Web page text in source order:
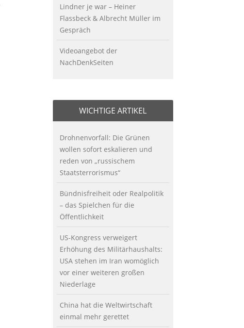
Lindner je war – Heiner
Flassbeck & Albrecht Müller im
Gespräch
Videoangebot der
NachDenkSeiten
WICHTIGE ARTIKEL
Drohnenvorfall: Die Grünen
wollen sofort eskalieren und
reden von „russischem
Staatsterrorismus“
Bündnisfreiheit oder Realpolitik
– das Spielchen für die
Öffentlichkeit
US-Kongress verweigert
Erhöhung des Militärhaushalts:
USA stehen im Iran womöglich
vor einer weiteren großen
Niederlage
China hat die Weltwirtschaft
einmal mehr gerettet